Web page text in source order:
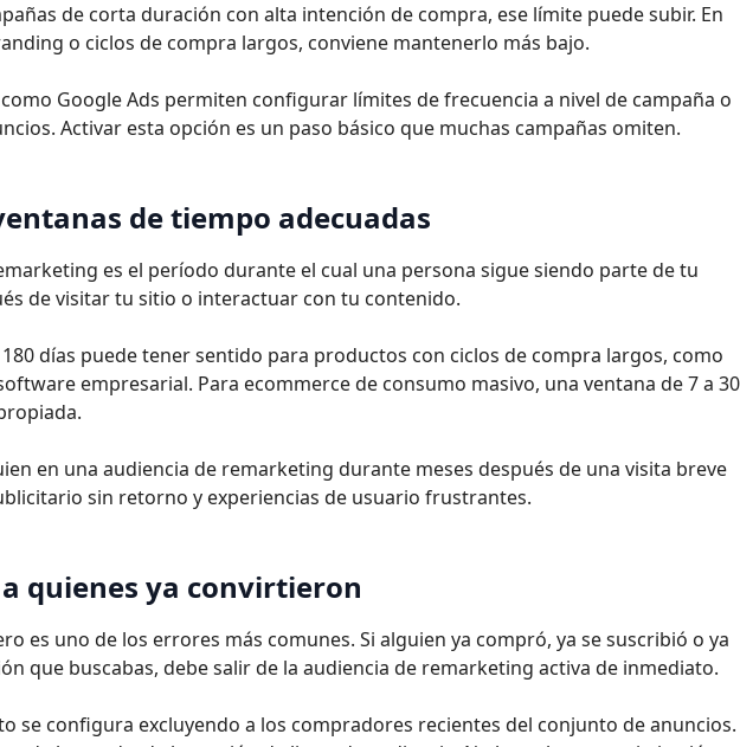
de corta duración con alta intención de compra, ese límite puede subir. En
o ciclos de compra largos, conviene mantenerlo más bajo.
Google Ads permiten configurar límites de frecuencia a nivel de campaña o
Activar esta opción es un paso básico que muchas campañas omiten.
de tiempo adecuadas
es el período durante el cual una persona sigue siendo parte de tu
de visitar tu sitio o interactuar con tu contenido.
días puede tener sentido para productos con ciclos de compra largos, como
empresarial. Para ecommerce de consumo masivo, una ventana de 7 a
en una audiencia de remarketing durante meses después de una visita breve
sin retorno y experiencias de usuario frustrantes.
a quienes ya convirtieron
es uno de los errores más comunes. Si alguien ya compró, ya se suscribió o ya
que buscabas, debe salir de la audiencia de remarketing activa de inmediato.
se configura excluyendo a los compradores recientes del conjunto de anuncios.